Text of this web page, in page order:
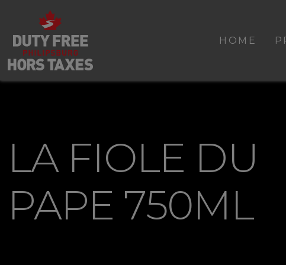
HOME
LA FIOLE DU
PAPE 750ML